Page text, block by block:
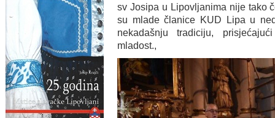
sv Josipa u Lipovljanima nije tako
su mlade članice KUD Lipa u
nekadašnju tradiciju,
mladost.,